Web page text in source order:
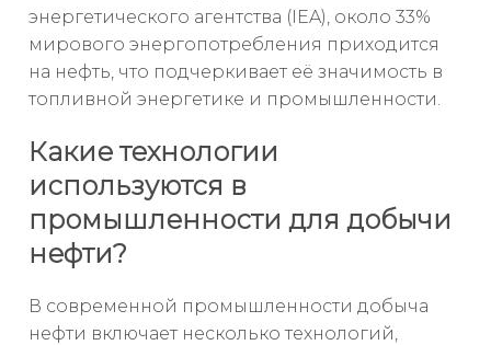
энергетического агентства (IEA), около 33%
мирового энергопотребления приходится
на нефть, что подчеркивает её значимость в
топливной энергетике и промышленности.
Какие технологии
используются в
промышленности для добычи
нефти?
В современной промышленности добыча
нефти включает несколько технологий,